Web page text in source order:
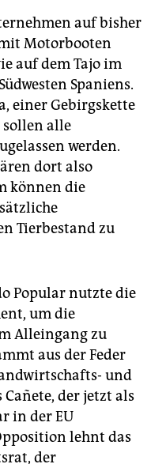
auf bisher
Motorbooten
auf dem Tajo im
Spaniens.
einer Gebirgskette
alle
werden.
dort also
können die
Tierbestand zu
Popular nutzte die
um die
Alleingang zu
aus der Feder
und
der jetzt als
in der EU
lehnt das
der